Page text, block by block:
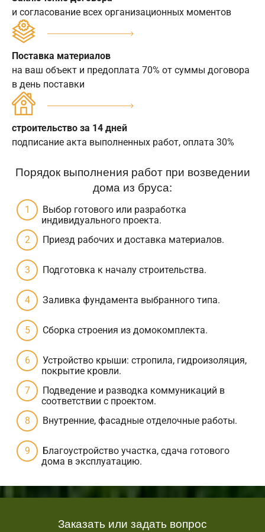
и согласование всех организационных моментов
Поставка материалов
на ваш объект и предоплата 70% от суммы договора
в день поставки
строительство за 14 дней
подписание акта выполненных работ, оплата 30%
Порядок выполнения работ при возведении
дома из бруса:
Выбор готового или разработка
индивидуального проекта.
Приезд рабочих и доставка материалов.
Подготовка к началу строительства.
Заливка фундамента выбранного типа.
Сборка строения из домокомплекта.
Устройство крыши: стропила, гидроизоляция,
покрытие кровли.
Подведение и разводка коммуникаций в
соответствии с проектом.
Внутренние, фасадные отделочные работы.
Благоустройство участка, сдача готового
дома в эксплуатацию.
Заказать или задать вопрос